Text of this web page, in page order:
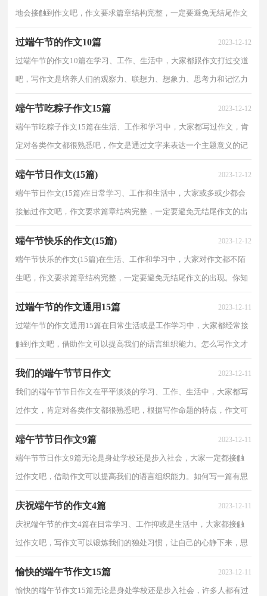
地会接触到作文吧，作文要求篇章结构完整，一定要避免无结尾作文
过端午节的作文10篇 2023-12-12
过端午节的作文10篇在学习、工作、生活中，大家都跟作文打过交道
吧，写作文是培养人们的观察力、联想力、想象力、思考力和记忆力
端午节吃粽子作文15篇 2023-12-12
端午节吃粽子作文15篇在生活、工作和学习中，大家都写过作文，肯
定对各类作文都很熟悉吧，作文是通过文字来表达一个主题意义的记
端午节日作文(15篇) 2023-12-12
端午节日作文(15篇)在日常学习、工作和生活中，大家或多或少都会
接触过作文吧，作文要求篇章结构完整，一定要避免无结尾作文的出
端午节快乐的作文(15篇) 2023-12-12
端午节快乐的作文(15篇)在生活、工作和学习中，大家对作文都不陌
生吧，作文要求篇章结构完整，一定要避免无结尾作文的出现。你知
过端午节的作文通用15篇 2023-12-11
过端午节的作文通用15篇在日常生活或是工作学习中，大家都经常接
触到作文吧，借助作文可以提高我们的语言组织能力。怎么写作文才
我们的端午节节日作文 2023-12-11
我们的端午节节日作文在平平淡淡的学习、工作、生活中，大家都写
过作文，肯定对各类作文都很熟悉吧，根据写作命题的特点，作文可
端午节节日作文9篇 2023-12-11
端午节节日作文9篇无论是身处学校还是步入社会，大家一定都接触
过作文吧，借助作文可以提高我们的语言组织能力。如何写一篇有思
庆祝端午节的作文4篇 2023-12-11
庆祝端午节的作文4篇在日常学习、工作抑或是生活中，大家都接触
过作文吧，写作文可以锻炼我们的独处习惯，让自己的心静下来，思
愉快的端午节作文15篇 2023-12-11
愉快的端午节作文15篇无论是身处学校还是步入社会，许多人都有过